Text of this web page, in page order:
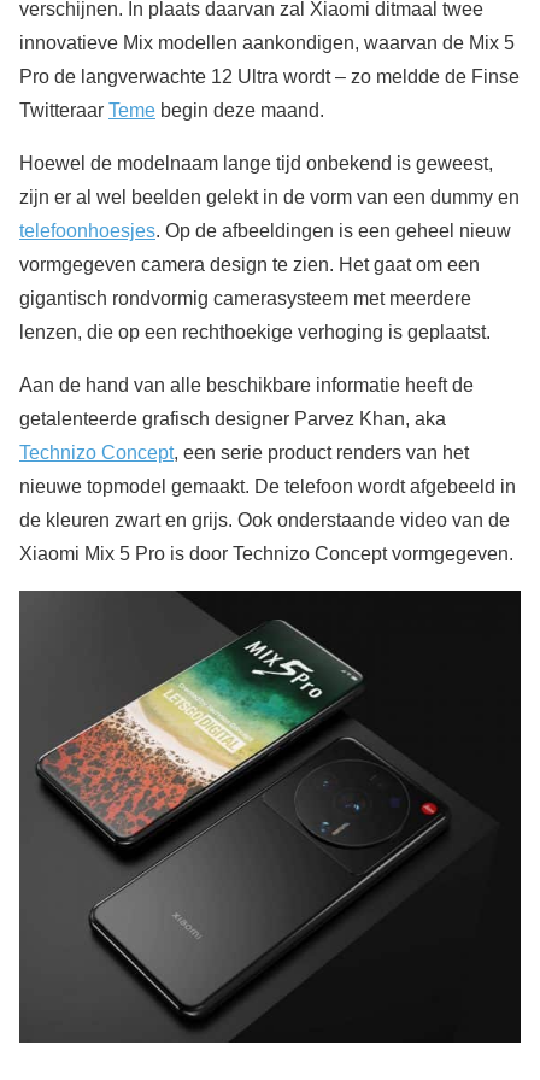
verschijnen. In plaats daarvan zal Xiaomi ditmaal twee
innovatieve Mix modellen aankondigen, waarvan de Mix 5
Pro de langverwachte 12 Ultra wordt – zo meldde de Finse
Twitteraar Teme begin deze maand.
Hoewel de modelnaam lange tijd onbekend is geweest,
zijn er al wel beelden gelekt in de vorm van een dummy en
telefoonhoesjes. Op de afbeeldingen is een geheel nieuw
vormgegeven camera design te zien. Het gaat om een
gigantisch rondvormig camerasysteem met meerdere
lenzen, die op een rechthoekige verhoging is geplaatst.
Aan de hand van alle beschikbare informatie heeft de
getalenteerde grafisch designer Parvez Khan, aka
Technizo Concept, een serie product renders van het
nieuwe topmodel gemaakt. De telefoon wordt afgebeeld in
de kleuren zwart en grijs. Ook onderstaande video van de
Xiaomi Mix 5 Pro is door Technizo Concept vormgegeven.